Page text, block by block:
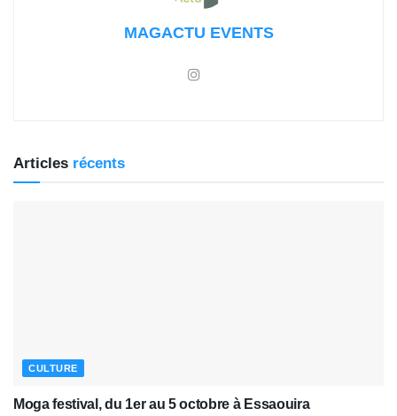
MAGACTU EVENTS
Articles récents
CULTURE
Moga festival, du 1er au 5 octobre à Essaouira